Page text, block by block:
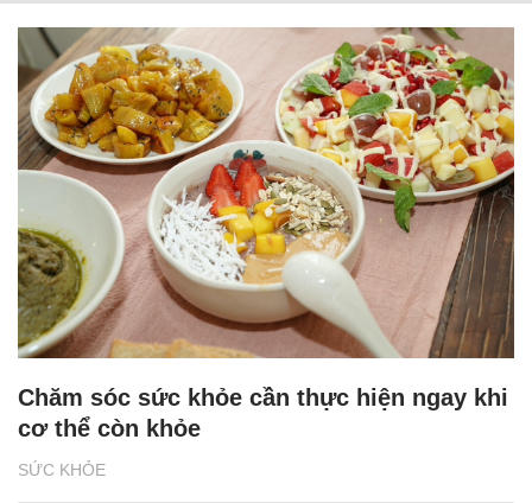
SỨC KHỎE
Chăm sóc sức khỏe cần thực hiện ngay khi
cơ thể còn khỏe